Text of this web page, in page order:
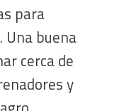
para
Una buena
cerca de
y